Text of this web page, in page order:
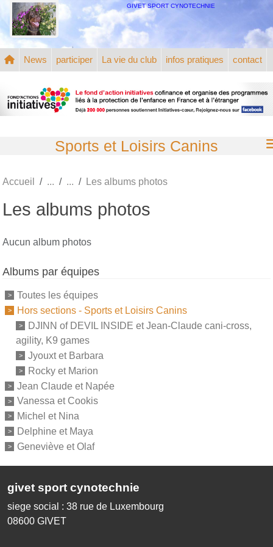
GIVET SPORT CYNOTECHNIE
News participer La vie du club infos pratiques contact
Sports et Loisirs Canins
Accueil Les albums photos
Les albums photos
Aucun album photos
Albums par équipes
Toutes les équipes
Hors sections - Sports et Loisirs Canins
DJINN of DEVIL INSIDE et Jean-Claude cani-cross,
agility, K9 games
Jyouxt et Barbara
Rocky et Marion
Jean Claude et Napée
Vanessa et Cookis
Michel et Nina
Delphine et Maya
Geneviève et Olaf
givet sport cynotechnie
siege social : 38 rue de Luxembourg
08600 GIVET
Panneau de gestion des cookies